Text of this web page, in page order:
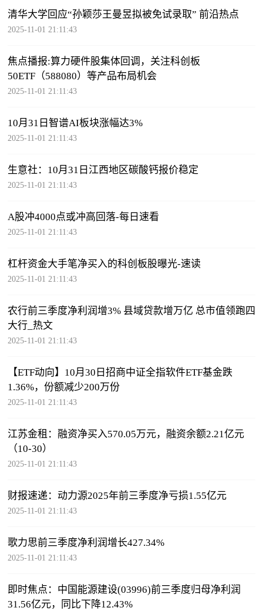
清华大学回应“孙颖莎王曼昱拟被免试录取” 前沿热点
2025-11-01 21:11:43
焦点播报:算力硬件股集体回调，关注科创板
50ETF（588080）等产品布局机会
2025-11-01 21:11:43
10月31日智谱AI板块涨幅达3%
2025-11-01 21:11:43
生意社：10月31日江西地区碳酸钙报价稳定
2025-11-01 21:11:43
A股冲4000点或冲高回落-每日速看
2025-11-01 21:11:43
杠杆资金大手笔净买入的科创板股曝光-速读
2025-11-01 21:11:43
农行前三季度净利润增3% 县域贷款增万亿 总市值领跑四
大行_热文
2025-11-01 21:11:43
【ETF动向】10月30日招商中证全指软件ETF基金跌
1.36%，份额减少200万份
2025-11-01 21:11:43
江苏金租：融资净买入570.05万元，融资余额2.21亿元
（10-30）
2025-11-01 21:11:43
财报速递：动力源2025年前三季度净亏损1.55亿元
2025-11-01 21:11:43
歌力思前三季度净利润增长427.34%
2025-11-01 21:11:43
即时焦点：中国能源建设(03996)前三季度归母净利润
31.56亿元，同比下降12.43%